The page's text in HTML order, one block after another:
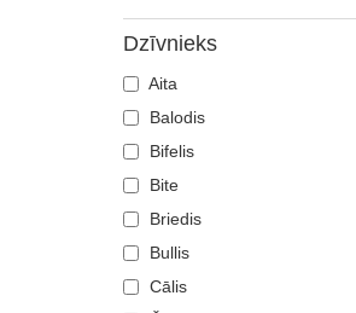
Dzīvnieks
Aita
Balodis
Bifelis
Bite
Briedis
Bullis
Cālis